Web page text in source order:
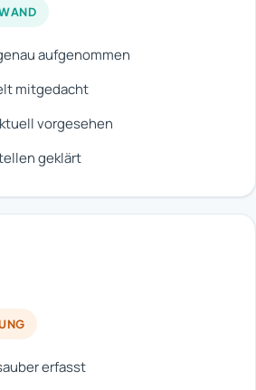
aufgenommen
mitgedacht
vorgesehen
geklärt
erfasst